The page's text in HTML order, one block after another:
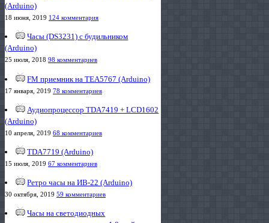
(Arduino)
18 июня, 2019 124 комментария
Часы (DS3231) с будильником
(Arduino)
25 июля, 2018 98 комментариев
FM приемник на TEA5767 (Arduino)
17 января, 2019 78 комментариев
Аудиопроцессор TDA7419 + LCD1602
(Arduino)
10 апреля, 2019 68 комментариев
TDA7719 (Arduino)
15 июля, 2019 67 комментариев
Ретро часы на ИВ-22 (Arduino)
30 октября, 2019 59 комментариев
Часы на светодиодных